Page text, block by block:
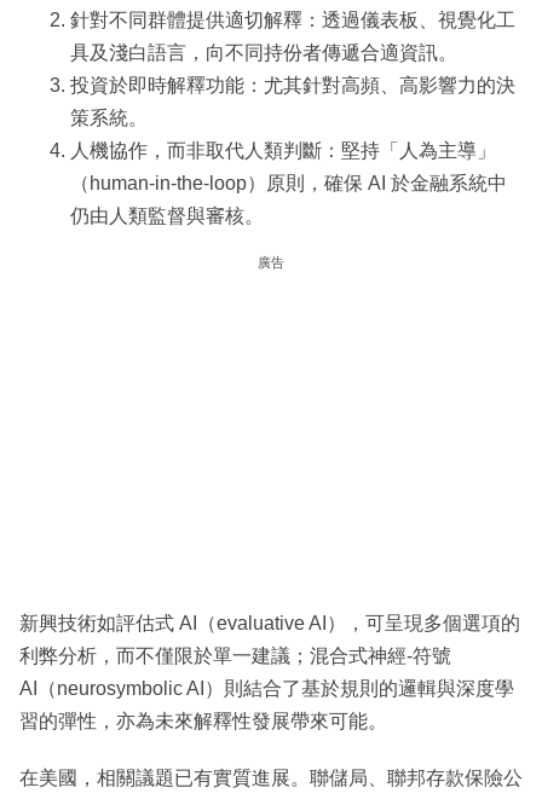
針對不同群體提供適切解釋：透過儀表板、視覺化工
具及淺白語言，向不同持份者傳遞合適資訊。
投資於即時解釋功能：尤其針對高頻、高影響力的決
策系統。
人機協作，而非取代人類判斷：堅持「人為主導」
（human-in-the-loop）原則，確保 AI 於金融系統中
仍由人類監督與審核。
廣告
新興技術如評估式 AI（evaluative AI），可呈現多個選項的
利弊分析，而不僅限於單一建議；混合式神經-符號
AI（neurosymbolic AI）則結合了基於規則的邏輯與深度學
習的彈性，亦為未來解釋性發展帶來可能。
在美國，相關議題已有實質進展。聯儲局、聯邦存款保險公